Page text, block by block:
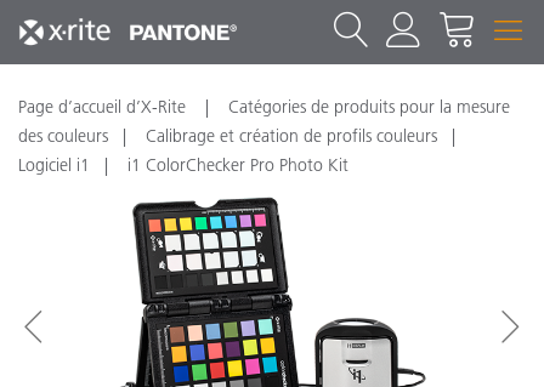
Page d’accueil d’X-Rite
Catégories de produits pour la mesure
des couleurs
Calibrage et création de profils couleurs
Logiciel i1
i1 ColorChecker Pro Photo Kit